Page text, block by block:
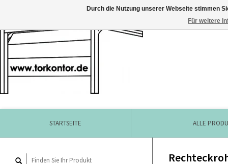
STARTSEITE ALLE
Durch die Nutzung unserer Webseite stimmen
Für weitere